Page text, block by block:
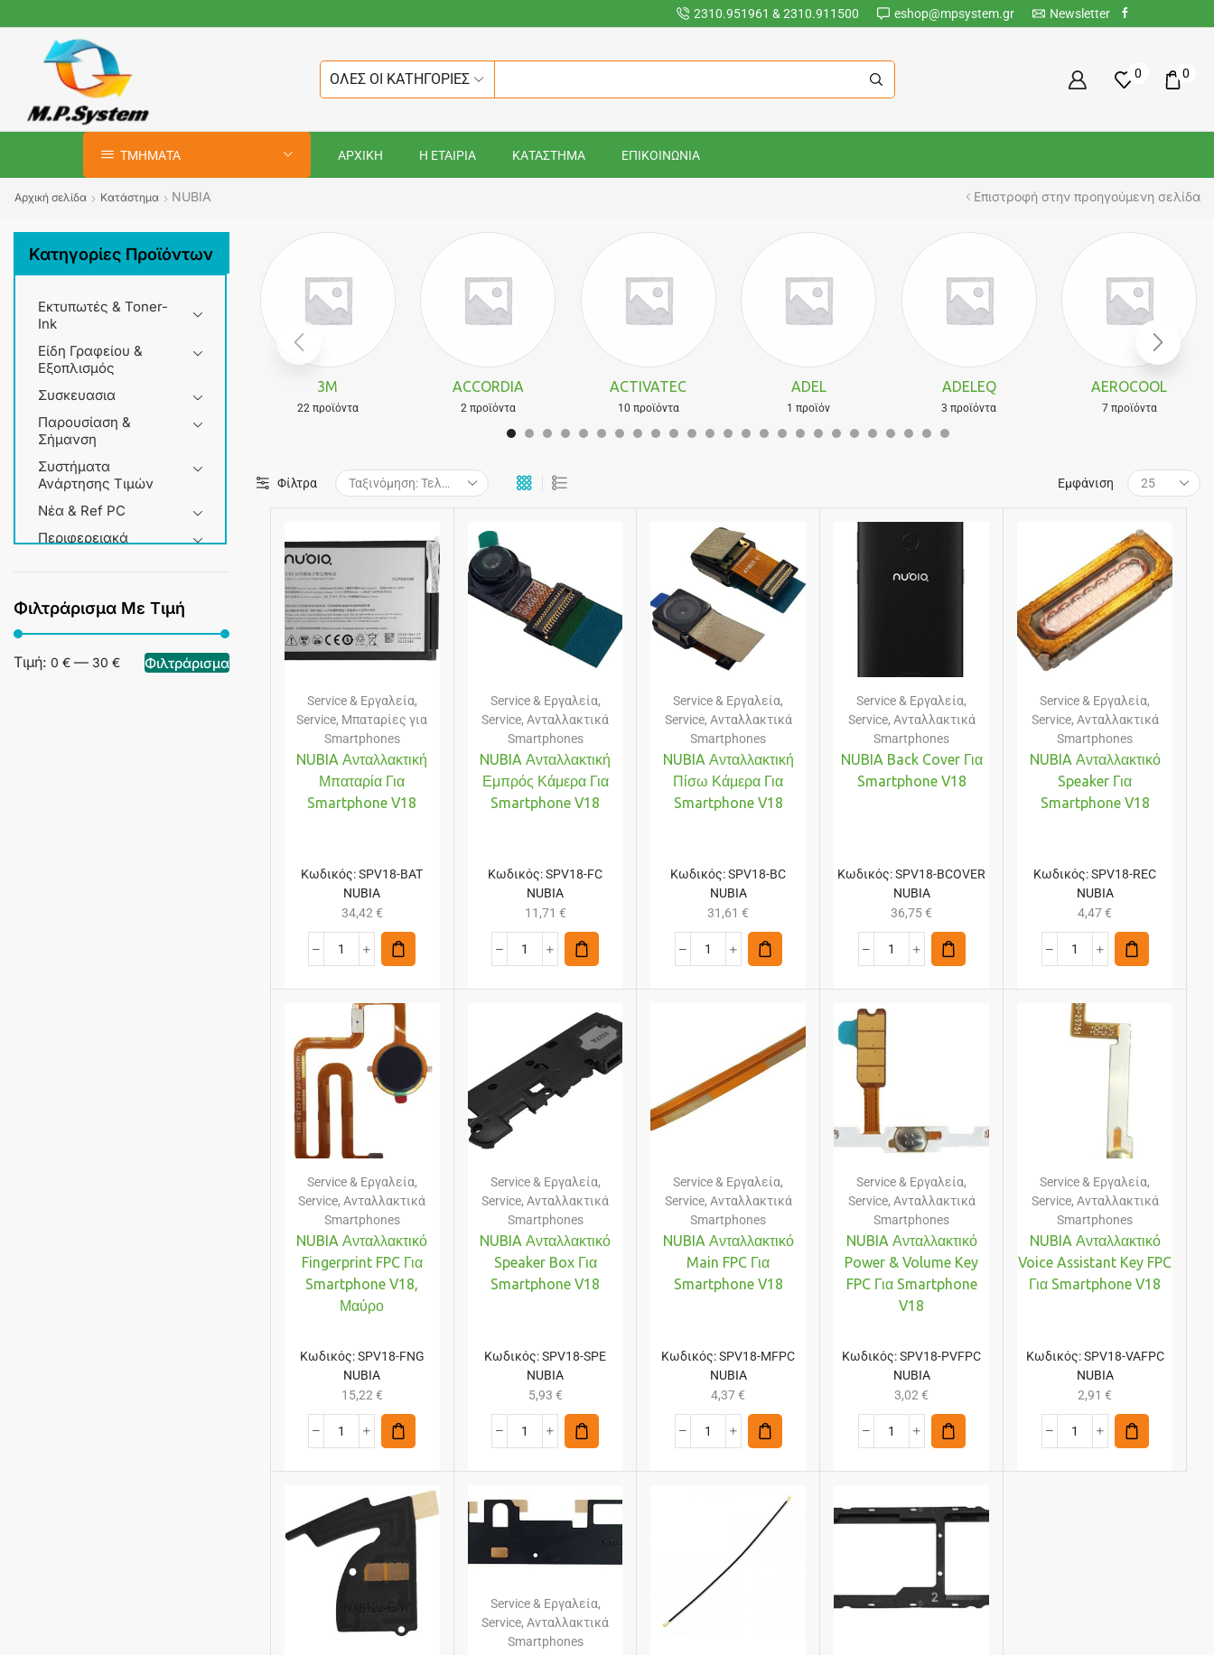
2310.951961 & 2310.911500 eshop@mpsystem.gr Newsletter
ΟΛΕΣ ΟΙ ΚΑΤΗΓΟΡΙΕΣ 0 0
ΤΜΗΜΑΤΑ ΑΡΧΙΚΗ Η ΕΤΑΙΡΙΑ ΚΑΤΑΣΤΗΜΑ ΕΠΙΚΟΙΝΩΝΙΑ
Αρχική σελίδα Κατάστημα NUBIA Επιστροφή στην προηγούμενη σελίδα
Κατηγορίες Προϊόντων
Εκτυπωτές & Toner-
Ink
Είδη Γραφείου &
Εξοπλισμός
Συσκευασια
Παρουσίαση &
Σήμανση
Συστήματα
Ανάρτησης Τιμών
Νέα & Ref PC
Περιφερειακά
+3 more
Φιλτράρισμα Με Τιμή
Φιλτράρισμα
Τιμή: 0 € — 30 €
3M
22 προϊόντα
ACCORDIA
2 προϊόντα
ACTIVATEC
10 προϊόντα
ADEL
1 προϊόν
ADELEQ
3 προϊόντα
AEROCOOL
7 προϊόντα
Φίλτρα Εμφάνιση
Service & Εργαλεία,
Service, Μπαταρίες για
Smartphones
NUBIA Ανταλλακτική
Μπαταρία Για
Smartphone V18
Κωδικός:SPV18-BAT
NUBIA
34,42€
Service & Εργαλεία,
Service,Ανταλλακτικά
Smartphones
NUBIA Ανταλλακτική
Εμπρός Κάμερα Για
Smartphone V18
Κωδικός:SPV18-FC
NUBIA
11,71 €
Service & Εργαλεία,
Service, Ανταλλακτικά
Smartphones
NUBIA Ανταλλακτική
Πίσω Κάμερα Για
Smartphone V18
Κωδικός:SPV18-BC
NUBIA
31,61€
Service & Εργαλεία,
Service, Ανταλλακτικά
Smartphones
NUBIA Back Cover Για
Smartphone V18
Κωδικός:SPV18-BCOVER
NUBIA
36,75€
Service & Εργαλεία,
Service, Ανταλλακτικά
Smartphones
NUBIA Ανταλλακτικό
Speaker Για
Smartphone V18
Κωδικός:SPV18-REC
NUBIA
4,47€
Service & Εργαλεία,
Service,Ανταλλακτικά
Smartphones
NUBIA Ανταλλακτικό
Fingerprint FPC Για
Smartphone V18,
Μαύρο
Κωδικός:SPV18-FNG
NUBIA
15,22 €
Service & Εργαλεία,
Service,Ανταλλακτικά
Smartphones
NUBIA Ανταλλακτικό
Speaker Box Για
Smartphone V18
Κωδικός:SPV18-SPE
NUBIA
5,93 €
Service & Εργαλεία,
Service, Ανταλλακτικά
Smartphones
NUBIA Ανταλλακτικό
Main FPC Για
Smartphone V18
Κωδικός:SPV18-MFPC
NUBIA
4,37€
Service & Εργαλεία,
Service, Ανταλλακτικά
Smartphones
NUBIA Ανταλλακτικό
Power & Volume Key
FPC Για Smartphone
V18
Κωδικός:SPV18-PVFPC
NUBIA
3,02€
Service & Εργαλεία,
Service, Ανταλλακτικά
Smartphones
NUBIA Ανταλλακτικό
Voice Assistant Key FPC
Για Smartphone V18
Κωδικός:SPV18-VAFPC
NUBIA
2,91€
Service & Εργαλεία,
Service,Ανταλλακτικά
Smartphones